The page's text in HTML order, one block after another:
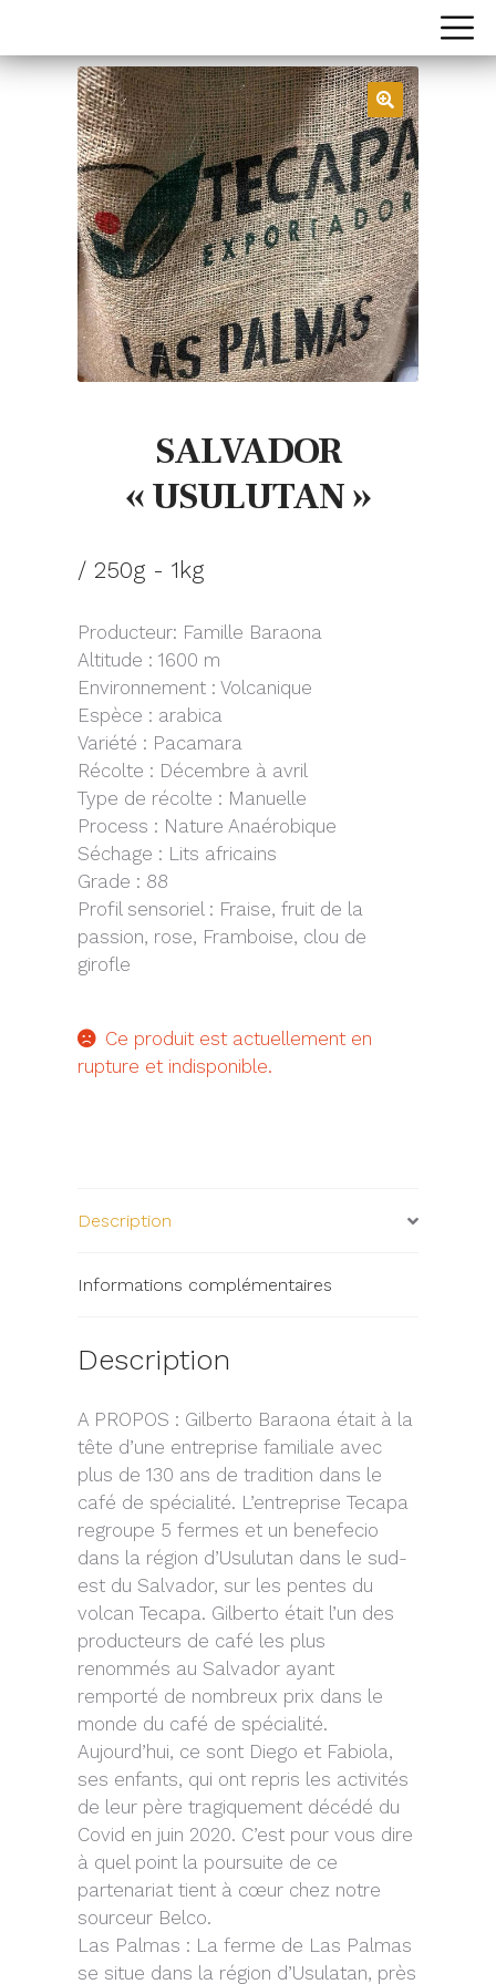
SALVADOR
« USULUTAN »
/ 250g - 1kg
Producteur: Famille Baraona
Altitude : 1600 m
Environnement : Volcanique
Espèce : arabica
Variété : Pacamara
Récolte : Décembre à avril
Type de récolte : Manuelle
Process : Nature Anaérobique
Séchage : Lits africains
Grade : 88
Profil sensoriel : Fraise, fruit de la
passion, rose, Framboise, clou de
girofle
Ce produit est actuellement en
rupture et indisponible.
Description
Informations complémentaires
Description
A PROPOS : Gilberto Baraona était à la
tête d’une entreprise familiale avec
plus de 130 ans de tradition dans le
café de spécialité. L’entreprise Tecapa
regroupe 5 fermes et un benefecio
dans la région d’Usulutan dans le sud-
est du Salvador, sur les pentes du
volcan Tecapa. Gilberto était l’un des
producteurs de café les plus
renommés au Salvador ayant
remporté de nombreux prix dans le
monde du café de spécialité.
Aujourd’hui, ce sont Diego et Fabiola,
ses enfants, qui ont repris les activités
de leur père tragiquement décédé du
Covid en juin 2020. C’est pour vous dire
à quel point la poursuite de ce
partenariat tient à cœur chez notre
sourceur Belco.
Las Palmas : La ferme de Las Palmas
se situe dans la région d’Usulatan, près